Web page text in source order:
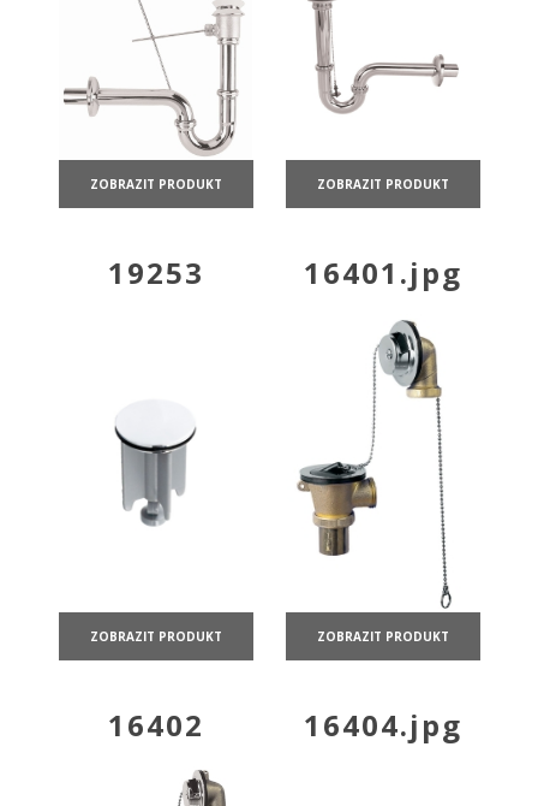
ZOBRAZIT PRODUKT ZOBRAZIT PRODUKT
19253
ZOBRAZIT PRODUKT
16401.jpg
ZOBRAZIT PRODUKT
16402 16404.jpg